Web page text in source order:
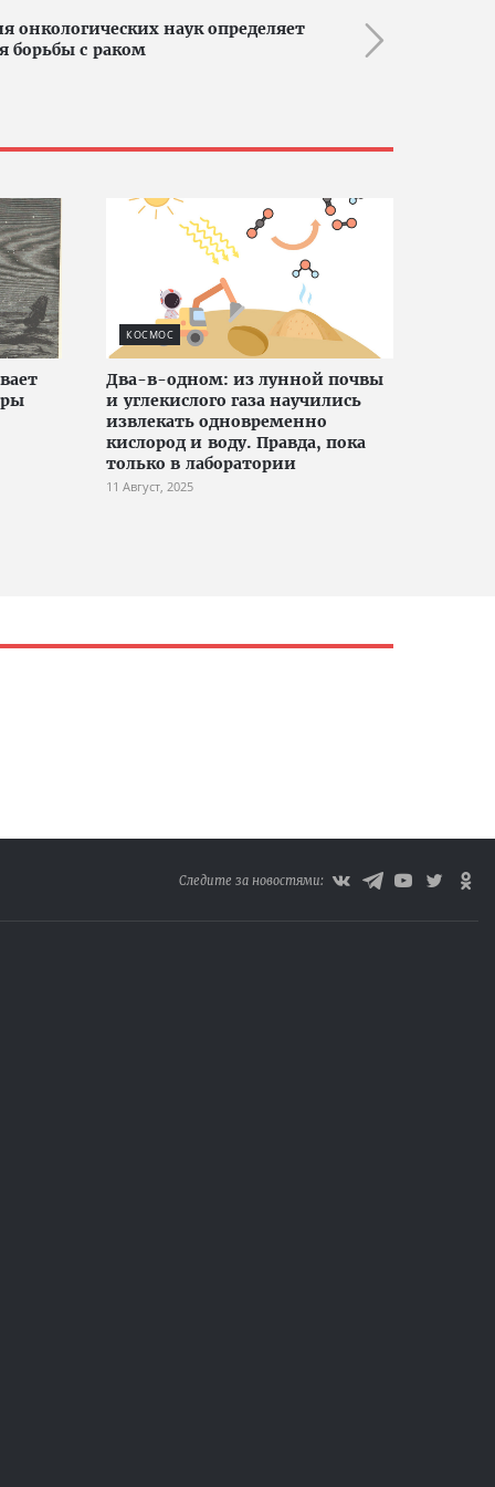
онкологических наук определяет
борьбы с раком
КОСМОС
Два-в-одном: из лунной почвы
и углекислого газа научились
извлекать одновременно
кислород и воду. Правда, пока
только в лаборатории
11 Август, 2025
Следите за новостями: